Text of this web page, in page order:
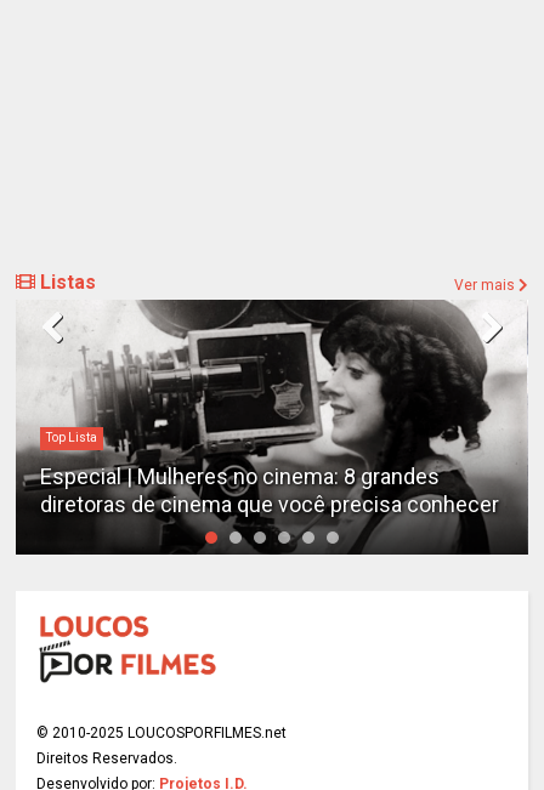
Listas Ver mais
Top Lista
Especial | Mulheres no cinema: 8 grandes
diretoras de cinema que você precisa conhecer
© 2010-2025 LOUCOSPORFILMES.net
Direitos Reservados.
Desenvolvido por: Projetos I.D.